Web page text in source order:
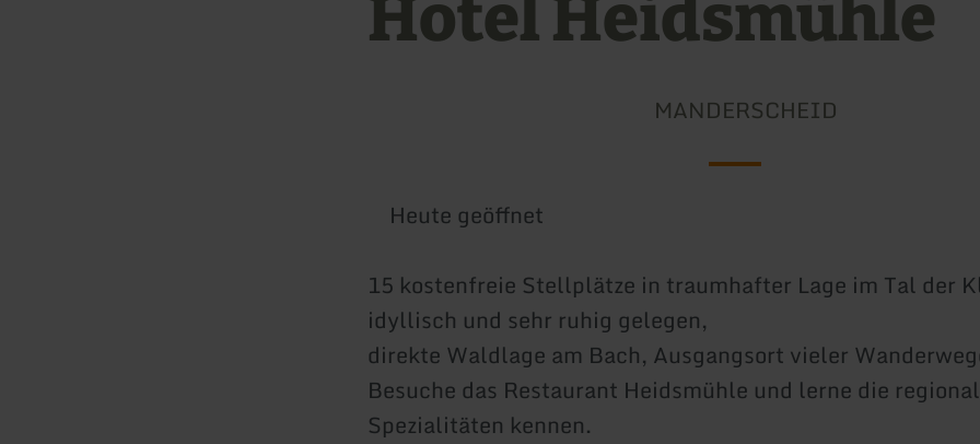
Hotel Heidsmühle
MANDERSCHEID
Heute geöffnet
15 kostenfreie Stellplätze in traumhafter Lage im Tal der
idyllisch und sehr ruhig gelegen,
direkte Waldlage am Bach, Ausgangsort vieler
Besuche das Restaurant Heidsmühle und lerne die
Spezialitäten kennen.